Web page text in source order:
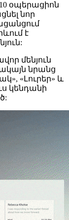
10 օպերացիոն
նոր
է
մենյուն
նրանց
«Լուրեր» և
կենդանի